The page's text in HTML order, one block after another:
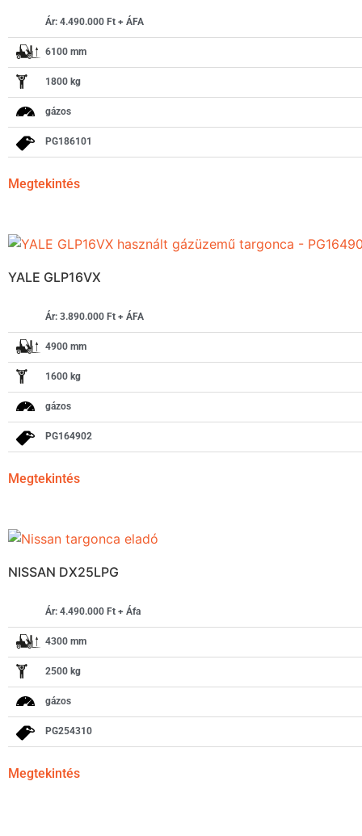
Ár: 4.490.000 Ft + ÁFA
6100 mm
1800 kg
gázos
PG186101
Megtekintés
YALE GLP16VX
Ár: 3.890.000 Ft + ÁFA
4900 mm
1600 kg
gázos
PG164902
Megtekintés
NISSAN DX25LPG
Ár: 4.490.000 Ft + Áfa
4300 mm
2500 kg
gázos
PG254310
Megtekintés